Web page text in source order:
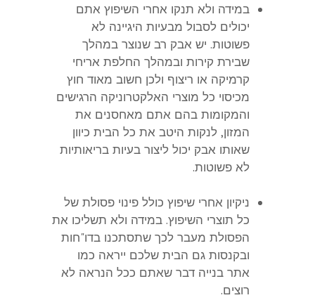
במידה ולא תנקו אחרי השיפוץ אתם
יכולים לסבול מבעיות היגיינה לא
פשוטות. יש אבק רב שנוצר במהלך
שבירת קירות ובמהלך החלפת אריחי
קרמיקה או ריצוף ולכן חשוב מאוד חוץ
מכיסוי כל מוצרי האלקטרוניקה הרגישים
והמקומות בהם אתם מאחסנים את
המזון, לנקות היטב את כל הבית כיוון
שאותו אבק יכול ליצור בעיות בריאותיות
לא פשוטות.
ניקיון אחרי שיפוץ כולל פינוי פסולת של
כל תוצרי השיפוץ. במידה ולא תשליכו את
הפסולת מעבר לכך שתסתכנו בדו"חות
ובקנסות גם הבית שלכם ייראה כמו
אתר בנייה דבר שאתם ככל הנראה לא
רוצים.